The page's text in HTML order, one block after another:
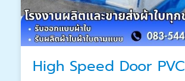
High Speed Door PVC